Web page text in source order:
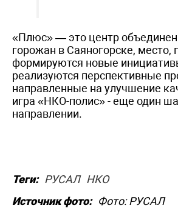
«Плюс» — это центр
горожан в Саяногорске, место,
формируются новые
реализуются перспективные
направленные на улучшение
игра «НКО-полис» - еще один
направлении.
Теги: РУСАЛ НКО
Источник фото: Фото: РУСАЛ